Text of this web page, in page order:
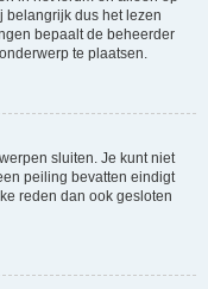
belangrijk dus het lezen
bepaalt de beheerder
te plaatsen.
sluiten. Je kunt niet
peiling bevatten eindigt
reden dan ook gesloten